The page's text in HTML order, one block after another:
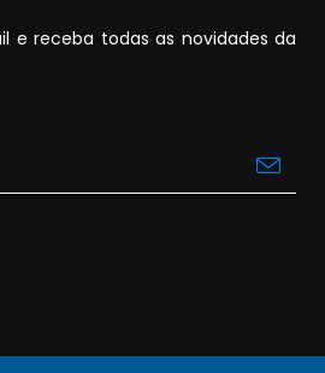
e receba todas as novidades da